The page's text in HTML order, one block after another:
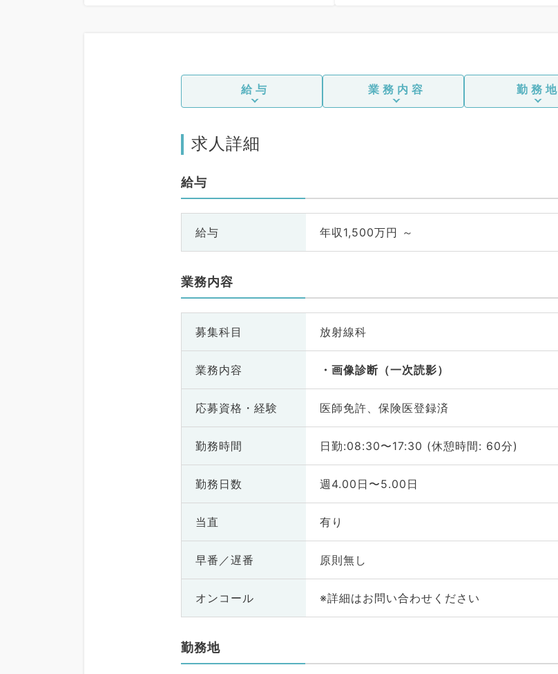
給与 業務内容 勤務地
求人詳細
給与
給与 年収1,500万円 ～
業務内容
募集科目 放射線科
業務内容 画像診断（一次読影）
応募資格・ 経験 医師免許、保険医登録済
勤務時間 日勤:08:30〜17:30 (休憩時間: 60分)
勤務日数 週4.00日〜5.00日
当直 有り
早番／遅番 原則無し
オンコール ※詳細はお問い合わせください
勤務地